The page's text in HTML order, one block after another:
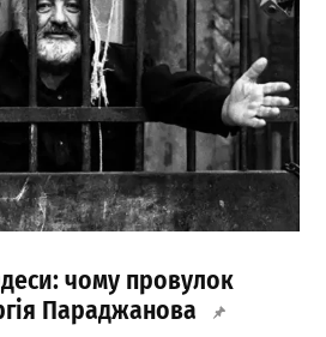
чому провулок
Параджанова